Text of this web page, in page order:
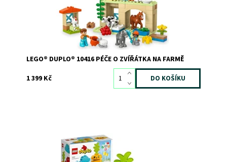
LEGO® DUPLO® 10416 PÉČE O ZVÍŘÁTKA NA FARMĚ
1 399 Kč
Zábavné pěstování zeleniny pro nejmenší